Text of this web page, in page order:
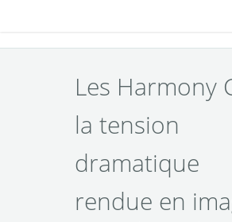
Les Harmony
la tension
dramatique
rendue en